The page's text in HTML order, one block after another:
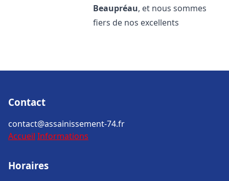
Beaupréau, et nous sommes
fiers de nos excellents
Contact
contact@assainissement-74.fr
Accueil Informations
Horaires